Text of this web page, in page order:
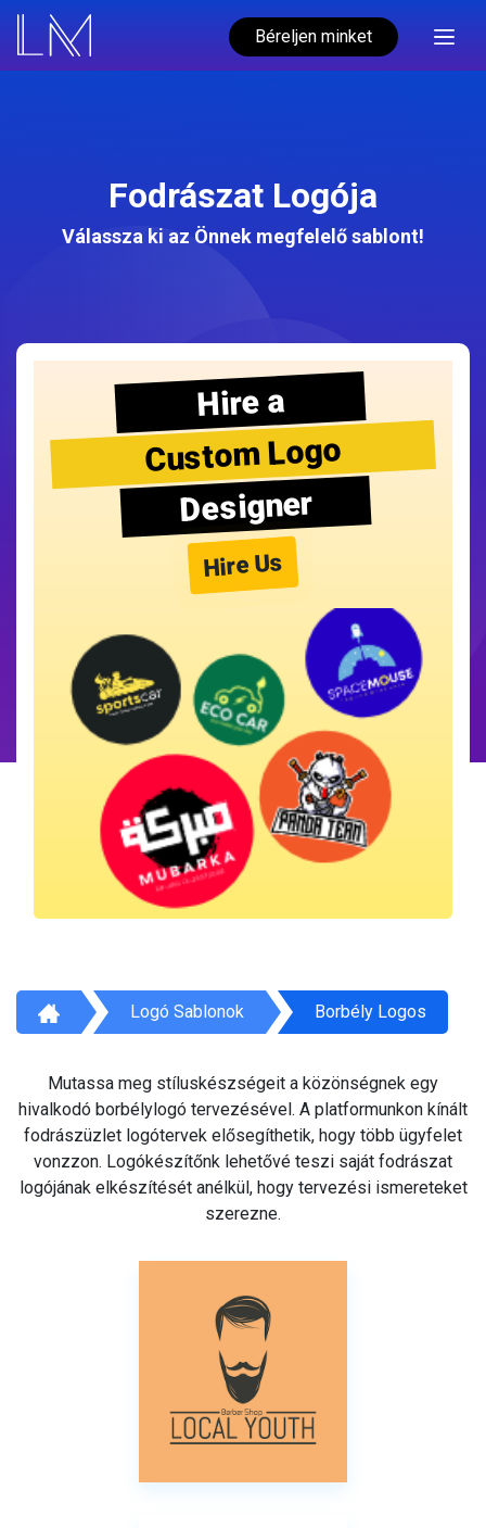
Béreljen minket
Fodrászat Logója
Válassza ki az Önnek megfelelő sablont!
Hire a
Custom Logo
Designer
Hire Us
Logó Sablonok Borbély Logos
Mutassa meg stíluskészségeit a közönségnek egy
hivalkodó borbélylogó tervezésével. A platformunkon kínált
fodrászüzlet logótervek elősegíthetik, hogy több ügyfelet
vonzzon. Logókészítőnk lehetővé teszi saját fodrászat
logójának elkészítését anélkül, hogy tervezési ismereteket
szerezne.